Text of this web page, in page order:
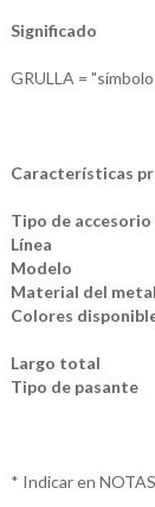
Significado
GRULLA =
Características
Tipo de accesorio
Línea
Modelo
Material del metal
Colores
Largo total
Tipo de pasante
* Indicar en